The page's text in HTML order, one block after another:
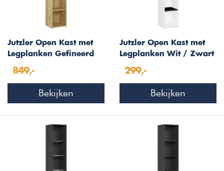
Jutzler Open Kast met
Legplanken Gefineerd
849,-
Bekijken
Jutzler Open Kast met
Legplanken Wit / Zwart
299,-
Bekijken